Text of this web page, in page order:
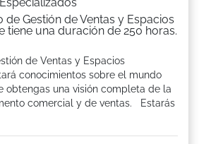
de Gestión de Ventas y Espacios
tiene una duración de 250 horas.
de Ventas y Espacios
conocimientos sobre el mundo
obtengas una visión completa de la
comercial y de ventas. Estarás